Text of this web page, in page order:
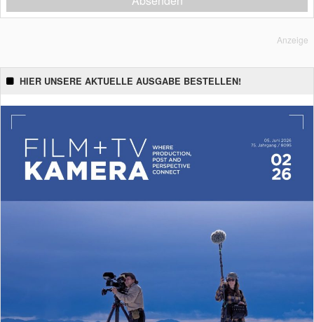
Anzeige
HIER UNSERE AKTUELLE AUSGABE BESTELLEN!